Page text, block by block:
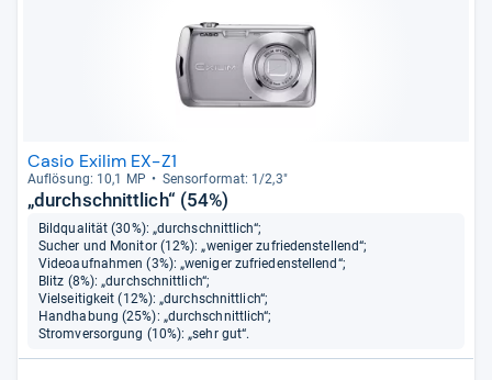
Casio Exilim EX-Z1
Auf­lö­sung: 10,1 MP Sen­sor­for­mat: 1/2,3"
„durchschnittlich“ (54%)
Bildqualität (30%): „durchschnittlich“;
Sucher und Monitor (12%): „weniger zufriedenstellend“;
Videoaufnahmen (3%): „weniger zufriedenstellend“;
Blitz (8%): „durchschnittlich“;
Vielseitigkeit (12%): „durchschnittlich“;
Handhabung (25%): „durchschnittlich“;
Stromversorgung (10%): „sehr gut“.